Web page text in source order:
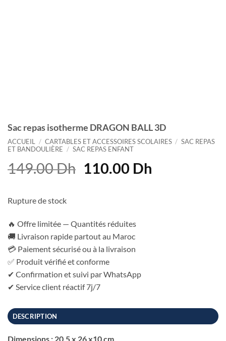
Sac repas isotherme DRAGON BALL 3D
ACCUEIL / CARTABLES ET ACCESSOIRES SCOLAIRES / SAC REPAS
ET BANDOULIÈRE / SAC REPAS ENFANT
149.00Dh Le
149.00 Dh.
110.00 DhLe
Rupture de stock
🔥 Offre limitée — Quantités réduites
🚚 Livraison rapide partout au Maroc
💳 Paiement sécurisé ou à la livraison
✅ Produit vérifié et conforme
✔ Confirmation et suivi par WhatsApp
✔ Service client réactif 7j/7
DESCRIPTION
Dimensions : 20,5 x 26 x10 cm.